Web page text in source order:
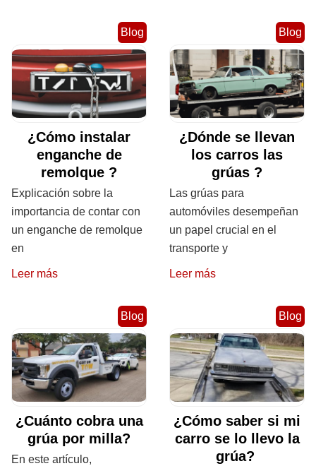
Blog
¿Cómo instalar
enganche de
remolque ?
Explicación sobre la
importancia de contar con
un enganche de remolque
en
Leer más
Blog
¿Dónde se llevan
los carros las
grúas ?
Las grúas para
automóviles desempeñan
un papel crucial en el
transporte y
Leer más
Blog
¿Cuánto cobra una
grúa por milla?
En este artículo,
Blog
¿Cómo saber si mi
carro se lo llevo la
grúa?